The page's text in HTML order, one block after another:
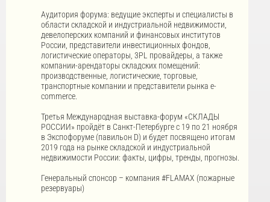
Аудитория форума: ведущие эксперты и специалисты в
области складской и индустриальной недвижимости,
девелоперских компаний и финансовых институтов
России, представители инвестиционных фондов,
логистические операторы, 3PL провайдеры, а также
компании-арендаторы складских помещений:
производственные, логистические, торговые,
транспортные компании и представители рынка e-
commerce.
Третья Международная выставка-форум «СКЛАДЫ
РОССИИ» пройдёт в Санкт-Петербурге с 19 по 21 ноября
в Экспофоруме (павильон D) и будет посвящено итогам
2019 года на рынке складской и индустриальной
недвижимости России: факты, цифры, тренды, прогнозы.
Генеральный спонсор – компания #FLAMAX (пожарные
резервуары)